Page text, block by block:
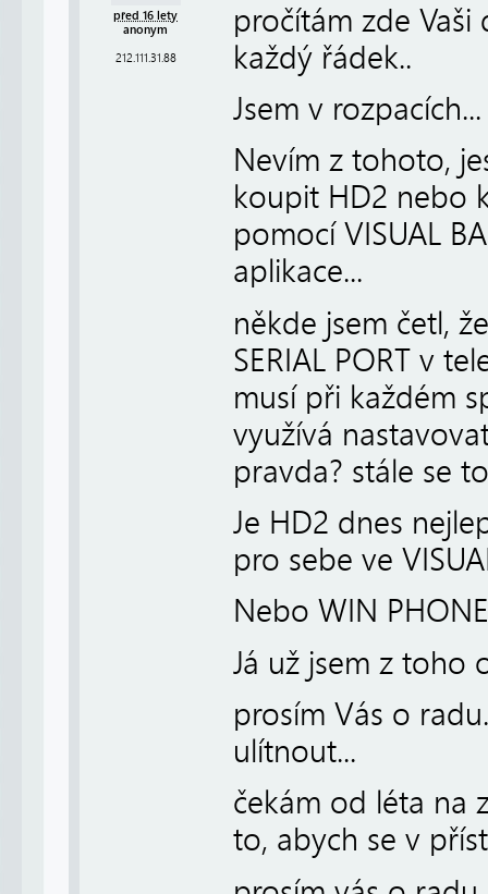
před 16 lety
anonym
212.111.31.88
pročítám zde
každý řádek..
Jsem v rozpacích...
Nevím z tohoto,
koupit HD2 nebo
pomocí VISUAL
aplikace...
někde jsem četl,
SERIAL PORT v
musí při každém
využívá
pravda? stále se
Je HD2 dnes
pro sebe ve
Nebo WIN
Já už jsem z toho
prosím Vás o
ulítnout...
čekám od léta na
to, abych se v